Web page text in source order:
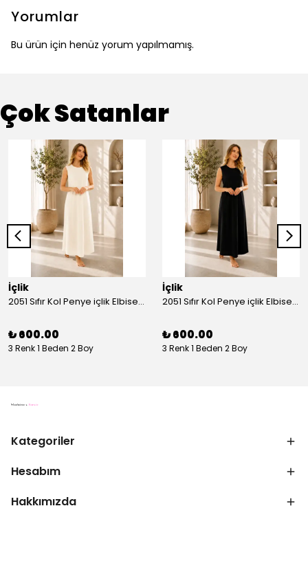
Yorumlar
Bu ürün için henüz yorum yapılmamış.
Çok Satanlar
İçlik
2051 Sıfır Kol Penye içlik Elbise - Ekru
₺ 600.00
3 Renk 1 Beden 2 Boy
İçlik
2051 Sıfır Kol Penye içlik Elbise - Siyah
₺ 600.00
3 Renk 1 Beden 2 Boy
Kategoriler
Hesabım
Hakkımızda